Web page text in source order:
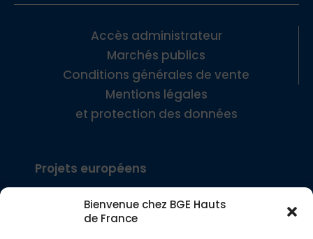
Bienvenue chez BGE Hauts
de France
Accès administrateur
Marchés publics
Conditions générales de vente
Mentions légales
et protection des données
Projets européens
Interreg Europe – SEE